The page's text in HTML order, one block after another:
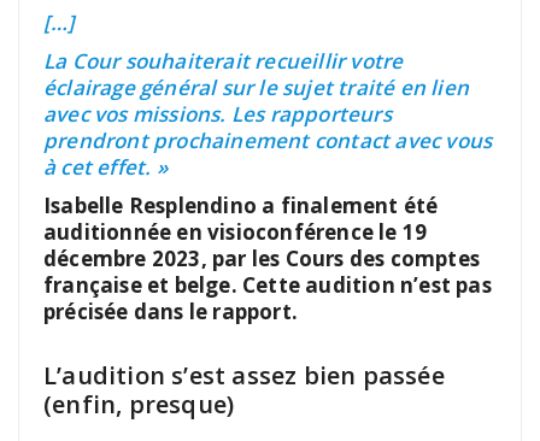
[…]
La Cour souhaiterait recueillir votre
éclairage général sur le sujet traité en lien
avec vos missions. Les rapporteurs
prendront prochainement contact avec vous
à cet effet. »
Isabelle Resplendino a finalement été
auditionnée en visioconférence le 19
décembre 2023, par les Cours des comptes
française et belge. Cette audition n’est pas
précisée dans le rapport.
L’audition s’est assez bien passée
(enfin, presque)